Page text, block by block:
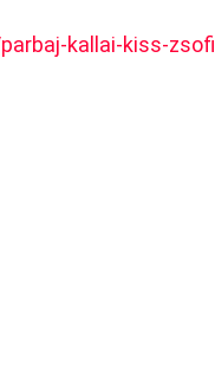
kallai-kiss-zsofi